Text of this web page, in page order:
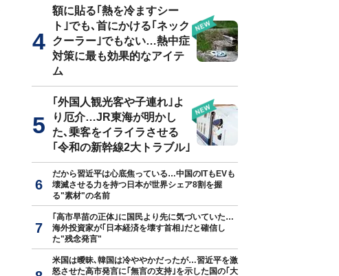
額に貼る｢熱を冷ますシー
ト｣でも､首にかける｢ネック
クーラー｣でもない…熱中症
対策に最も効果的なアイテ
ム
｢外国人観光客や子連れ｣よ
り厄介…JR東海が明かし
た､乗客をイライラさせる
｢令和の新幹線2大トラブル｣
だから習近平は心底焦っている…中国のITもEVも
壊滅させる力を持つ日本が世界シェア8割を握
る"素材"の名前
｢高市早苗の正体｣に国民より先に気づいていた…
海外投資家が｢日本経済を壊す首相｣だと確信し
た"残念発言"
米国は曖昧､韓国は冷ややかだったが…習近平を激
怒させた高市発言に｢無言の支持｣を示した国の｢大